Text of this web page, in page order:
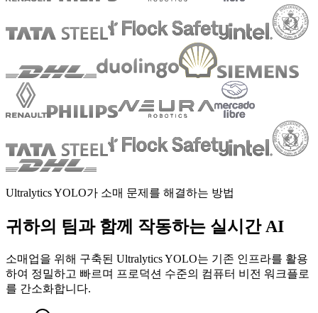
Ultralytics YOLO가 소매 문제를 해결하는 방법
귀하의 팀과 함께 작동하는 실시간 AI
소매업을 위해 구축된 Ultralytics YOLO는 기존 인프라를 활용
하여 정밀하고 빠르며 프로덕션 수준의 컴퓨터 비전 워크플로
를 간소화합니다.